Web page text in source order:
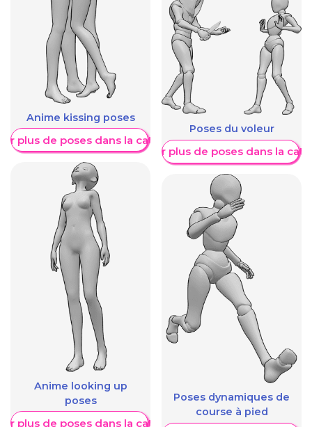
Anime kissing poses
plus de poses dans la catégorie
Anime looking up
poses
plus de poses dans la catégorie
Poses du voleur
Afficher plus de poses dans la
Poses dynamiques de
course à pied